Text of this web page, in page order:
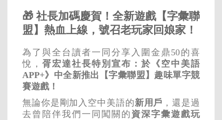
🎁 社長加碼慶賀！全新遊戲【字彙聯
盟】熱血上線，號召老玩家回娘家！
為了與全台讀者一同分享入圍金鼎50的喜
悅， 胥宏達社長特別宣布：於《空中美語
APP+》中全新推出【字彙聯盟】趣味單字競
賽遊戲！
無論你是剛加入空中美語的新用戶 ，還是過
去曾陪伴我們一同闖關的 資深字彙遊戲玩